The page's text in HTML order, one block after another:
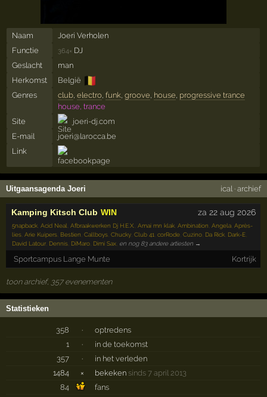
Naam
Joeri Verholen
Functie
364× DJ
Geslacht
man
Herkomst
België 🇧🇪
Genres club, electro, funk, groove, house, progressive trance
house, trance
Site
joeri-dj.com
E-mail
joeri@larocca.be
Link
Uitgaansagenda Joeri ical · archief
Kamping Kitsch Club WIN za 22 aug 2026
5napback ,Acid Neal ,Afbraakwerken Dj H.E.X. ,Amai mn klak ,Ambination ,Angela ,Après-
lies ,Arie Kuipers Bestien ,Callboys ,Chucky ,Club 41 ,corRode ,Cuzino Da Rick Dark-E
David Latour Dennis DiMaro Dimi Sax en nog 83 andere artiesten →
Sportcampus Lange Munte Kortrijk
toon archief, 357 evenementen
Statistieken
358 ·
optredens
1
·
in de toekomst
357
·
in het verleden
1484
× bekeken sinds 7 april 2013
84
fans